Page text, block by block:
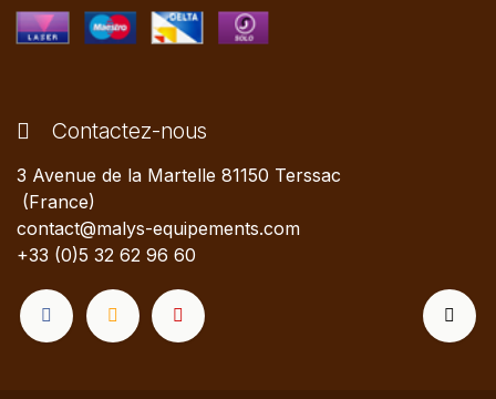
Contactez-nous
3 Avenue de la Martelle 81150 Terssac
(France)
contact@malys-equipements.com
+33 (0)5 32 62 96 60